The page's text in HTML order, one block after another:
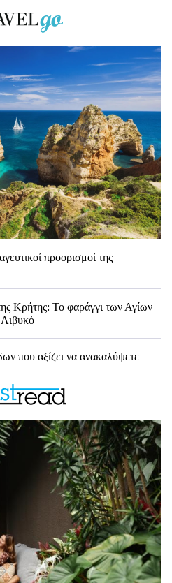
προορισμοί της
Κρήτης: Το φαράγγι των Αγίων
Λιβυκό
που αξίζει να ανακαλύψετε